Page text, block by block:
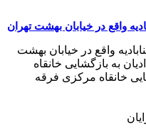
واقع در خیابان بهشت تهران
واقع در خیابان بهشت
به بازگشایی خانقاه
خانقاه مرکزی فرقه